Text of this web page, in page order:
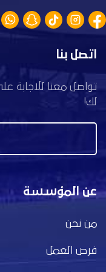
اتصل بنا
تواصل معنا للاجابة
لك!
عن المؤسسة
من نحن
فرص العمل